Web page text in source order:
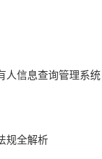
信息查询管理系统
规全解析